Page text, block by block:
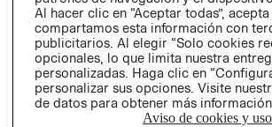
Chile ($)
Al hacer clic en “Aceptar todas”,
compartamos esta información con
publicitarios. Al elegir “Solo cookies
opcionales, lo que limita nuestra
personalizadas. Haga clic en
personalizar sus opciones. Visite
de datos para obtener más
Aviso de cookies y